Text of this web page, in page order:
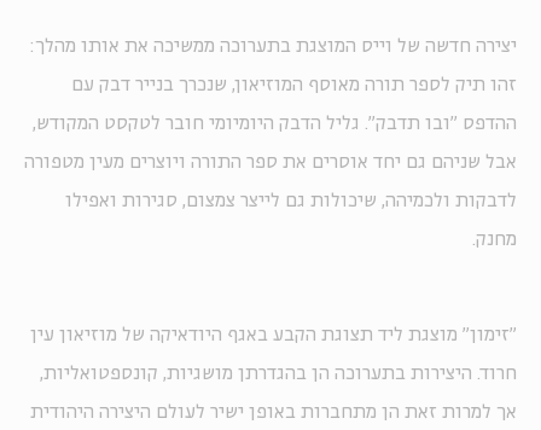
יצירה חדשה של וייס המוצגת בתערוכה ממשיכה את אותו מהלך:
זהו תיק לספר תורה מאוסף המוזיאון, שנכרך בנייר דבק עם
ההדפס "ובו תדבק". גליל הדבק היומיומי חובר לטקסט המקודש,
אבל שניהם גם יחד אוסרים את ספר התורה ויוצרים מעין מטפורה
לדבקות ולכמיהה, שיכולות גם לייצר צמצום, סגירות ואפילו
מחנק.
"זימון" מוצגת ליד תצוגת הקבע באגף היודאיקה של מוזיאון עין
חרוד. היצירות בתערוכה הן בהגדרתן מושגיות, קונספטואליות,
אך למרות זאת הן מתחברות באופן ישיר לעולם היצירה היהודית